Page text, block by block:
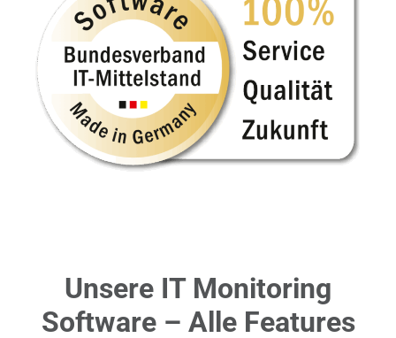
Unsere IT Monitoring
Software – Alle Features